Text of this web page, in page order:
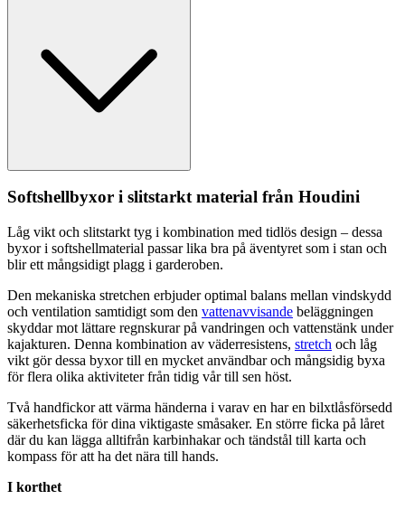
Softshellbyxor i slitstarkt material från Houdini
Låg vikt och slitstarkt tyg i kombination med tidlös design – dessa
byxor i softshellmaterial passar lika bra på äventyret som i stan och
blir ett mångsidigt plagg i garderoben.
Den mekaniska stretchen erbjuder optimal balans mellan vindskydd
och ventilation samtidigt som den vattenavvisande beläggningen
skyddar mot lättare regnskurar på vandringen och vattenstänk under
kajakturen. Denna kombination av väderresistens, stretch och låg
vikt gör dessa byxor till en mycket användbar och mångsidig byxa
för flera olika aktiviteter från tidig vår till sen höst.
Två handfickor att värma händerna i varav en har en bilxtlåsförsedd
säkerhetsficka för dina viktigaste småsaker. En större ficka på låret
där du kan lägga alltifrån karbinhakar och tändstål till karta och
kompass för att ha det nära till hands.
I korthet